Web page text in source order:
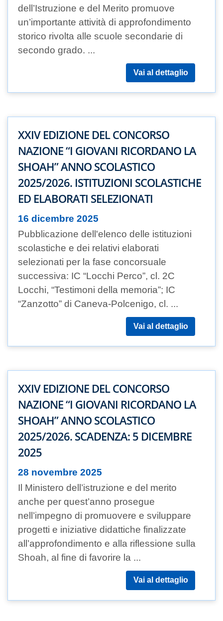
dell’Istruzione e del Merito promuove
un’importante attività di approfondimento
storico rivolta alle scuole secondarie di
secondo grado. ...
Vai al dettaglio
XXIV EDIZIONE DEL CONCORSO
NAZIONE “I GIOVANI RICORDANO LA
SHOAH” ANNO SCOLASTICO
2025/2026. ISTITUZIONI SCOLASTICHE
ED ELABORATI SELEZIONATI
16 dicembre 2025
Pubblicazione dell'elenco delle istituzioni
scolastiche e dei relativi elaborati
selezionati per la fase concorsuale
successiva: IC “Locchi Perco”, cl. 2C
Locchi, “Testimoni della memoria”; IC
“Zanzotto” di Caneva-Polcenigo, cl. ...
Vai al dettaglio
XXIV EDIZIONE DEL CONCORSO
NAZIONE “I GIOVANI RICORDANO LA
SHOAH” ANNO SCOLASTICO
2025/2026. SCADENZA: 5 DICEMBRE
2025
28 novembre 2025
Il Ministero dell’istruzione e del merito
anche per quest’anno prosegue
nell’impegno di promuovere e sviluppare
progetti e iniziative didattiche finalizzate
all’approfondimento e alla riflessione sulla
Shoah, al fine di favorire la ...
Vai al dettaglio